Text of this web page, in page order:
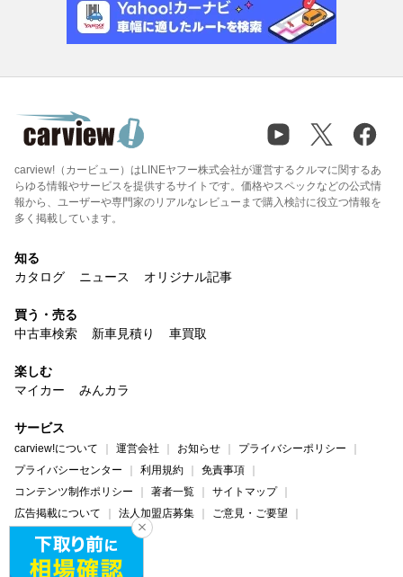
carview!（カービュー）はLINEヤフー株式会社が運営するクルマに関するあ
らゆる情報やサービスを提供するサイトです。価格やスペックなどの公式情
報から、ユーザーや専門家のリアルなレビューまで購入検討に役立つ情報を
多く掲載しています。
知る
カタログ
ニュース オリジナル記事
買う・売る
中古車検索
新車見積り 車買取
楽しむ
マイカー
みんカラ
サービス
carview!について 運営会社 お知らせ
プライバシーポリシー
プライバシーセンター
利用規約
免責事項
コンテンツ制作ポリシー
著者一覧
サイトマップ
広告掲載について
法人加盟店募集
ご意見・ご要望
ヘルプ・お問い合わせ